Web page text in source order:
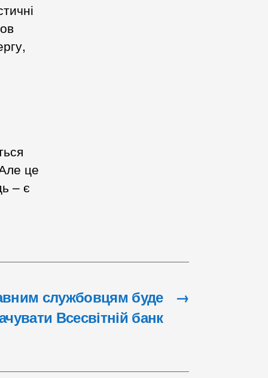
це
– є
→
службовцям буде
Всесвітній банк